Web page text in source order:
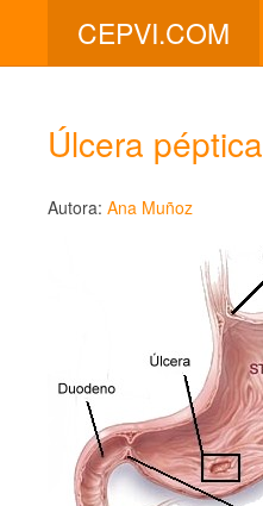
CEPVI.COM
Úlcera péptica
Autora: Ana Muñoz